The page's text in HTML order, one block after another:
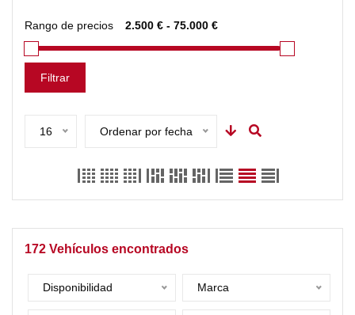
Rango de precios
Filtrar
16 Ordenar por fecha
172 Vehículos encontrados
Disponibilidad Marca